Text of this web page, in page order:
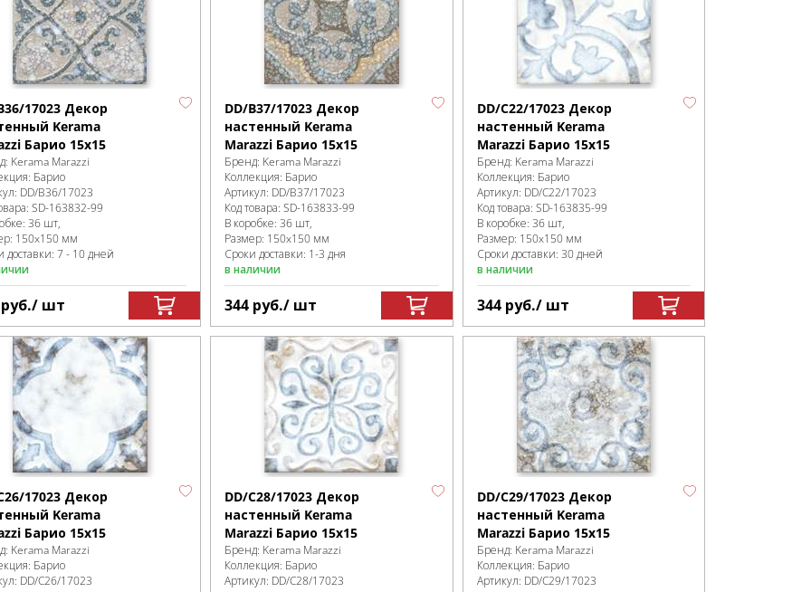
17023 Декор
Kerama
Барио 15x15
Kerama Marazzi
Барио
DD/B36/17023
SD-163832-99
: 36 шт,
150x150 мм
доставки: 7 - 10 дней
руб./ шт
DD/B37/17023 Декор
настенный Kerama
Marazzi Барио 15x15
Бренд: Kerama Marazzi
Коллекция: Барио
Артикул: DD/B37/17023
Код товара:SD-163833-99
В коробке:36 шт,
Размер: 150x150 мм
Сроки доставки: 1-3 дня
в наличии
344 руб./ шт
DD/C22/17023 Декор
настенный Kerama
Marazzi Барио 15x15
Бренд: Kerama Marazzi
Коллекция: Барио
Артикул: DD/C22/17023
Код товара: SD-163835-99
В коробке: 36 шт,
Размер: 150x150 мм
Сроки доставки: 30 дней
в наличии
344 руб./ шт
17023 Декор
Kerama
Барио 15x15
Kerama Marazzi
Барио
DD/C26/17023
DD/C28/17023 Декор
настенный Kerama
Marazzi Барио 15x15
Бренд: Kerama Marazzi
Коллекция: Барио
Артикул: DD/C28/17023
DD/C29/17023 Декор
настенный Kerama
Marazzi Барио 15x15
Бренд: Kerama Marazzi
Коллекция: Барио
Артикул: DD/C29/17023